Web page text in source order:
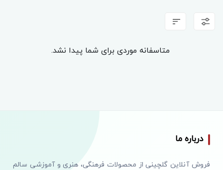
متاسفانه موردی برای شما پیدا نشد.
درباره ما
فروش آنلاین گلچینی از محصولات فرهنگی، هنری و آموزشی سالم